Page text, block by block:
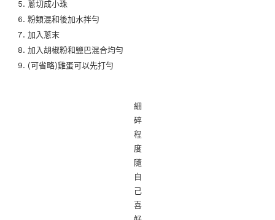
蔥切成小珠
粉類混和後加水拌勻
加入蔥末
加入胡椒粉和鹽巴混合均勻
(可省略)雞蛋可以先打勻
細
碎
程
度
隨
自
己
喜